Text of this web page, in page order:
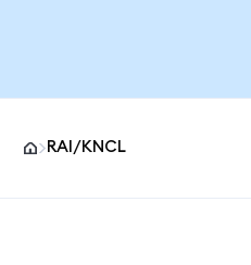
RAI/KNCL